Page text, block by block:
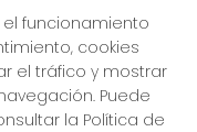
2026
funcionamiento
cookies
el tráfico y mostrar
Puede
la Política de